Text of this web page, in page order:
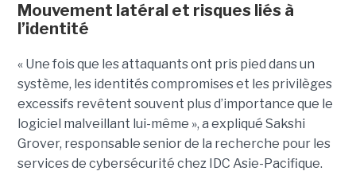
Mouvement latéral et risques liés à
l’identité
« Une fois que les attaquants ont pris pied dans un
système, les identités compromises et les privilèges
excessifs revêtent souvent plus d’importance que le
logiciel malveillant lui-même », a expliqué Sakshi
Grover, responsable senior de la recherche pour les
services de cybersécurité chez IDC Asie-Pacifique.